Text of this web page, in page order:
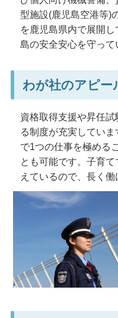
型施設(鹿児島空港等)
を鹿児島県内で展開
島の安全安心を守って
わが社のアピー
資格取得支援や昇任
る制度が充実してい
で1つの仕事を極める
とも可能です。子育
えているので、長く働